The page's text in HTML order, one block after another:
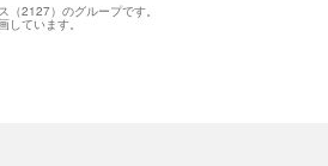
2127）のグループです。
ています。